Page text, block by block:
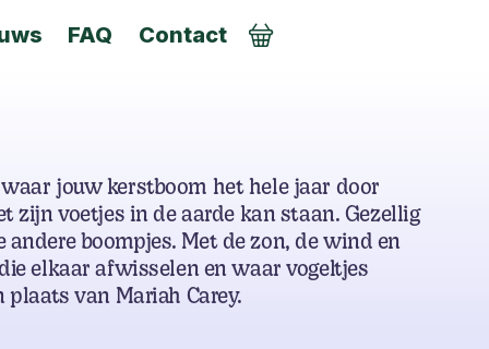
FAQ Contact
jouw kerstboom het hele jaar door
zijn voetjes in de aarde kan staan. Gezellig
andere boompjes. Met de zon, de wind en
elkaar afwisselen en waar vogeltjes
plaats van Mariah Carey.